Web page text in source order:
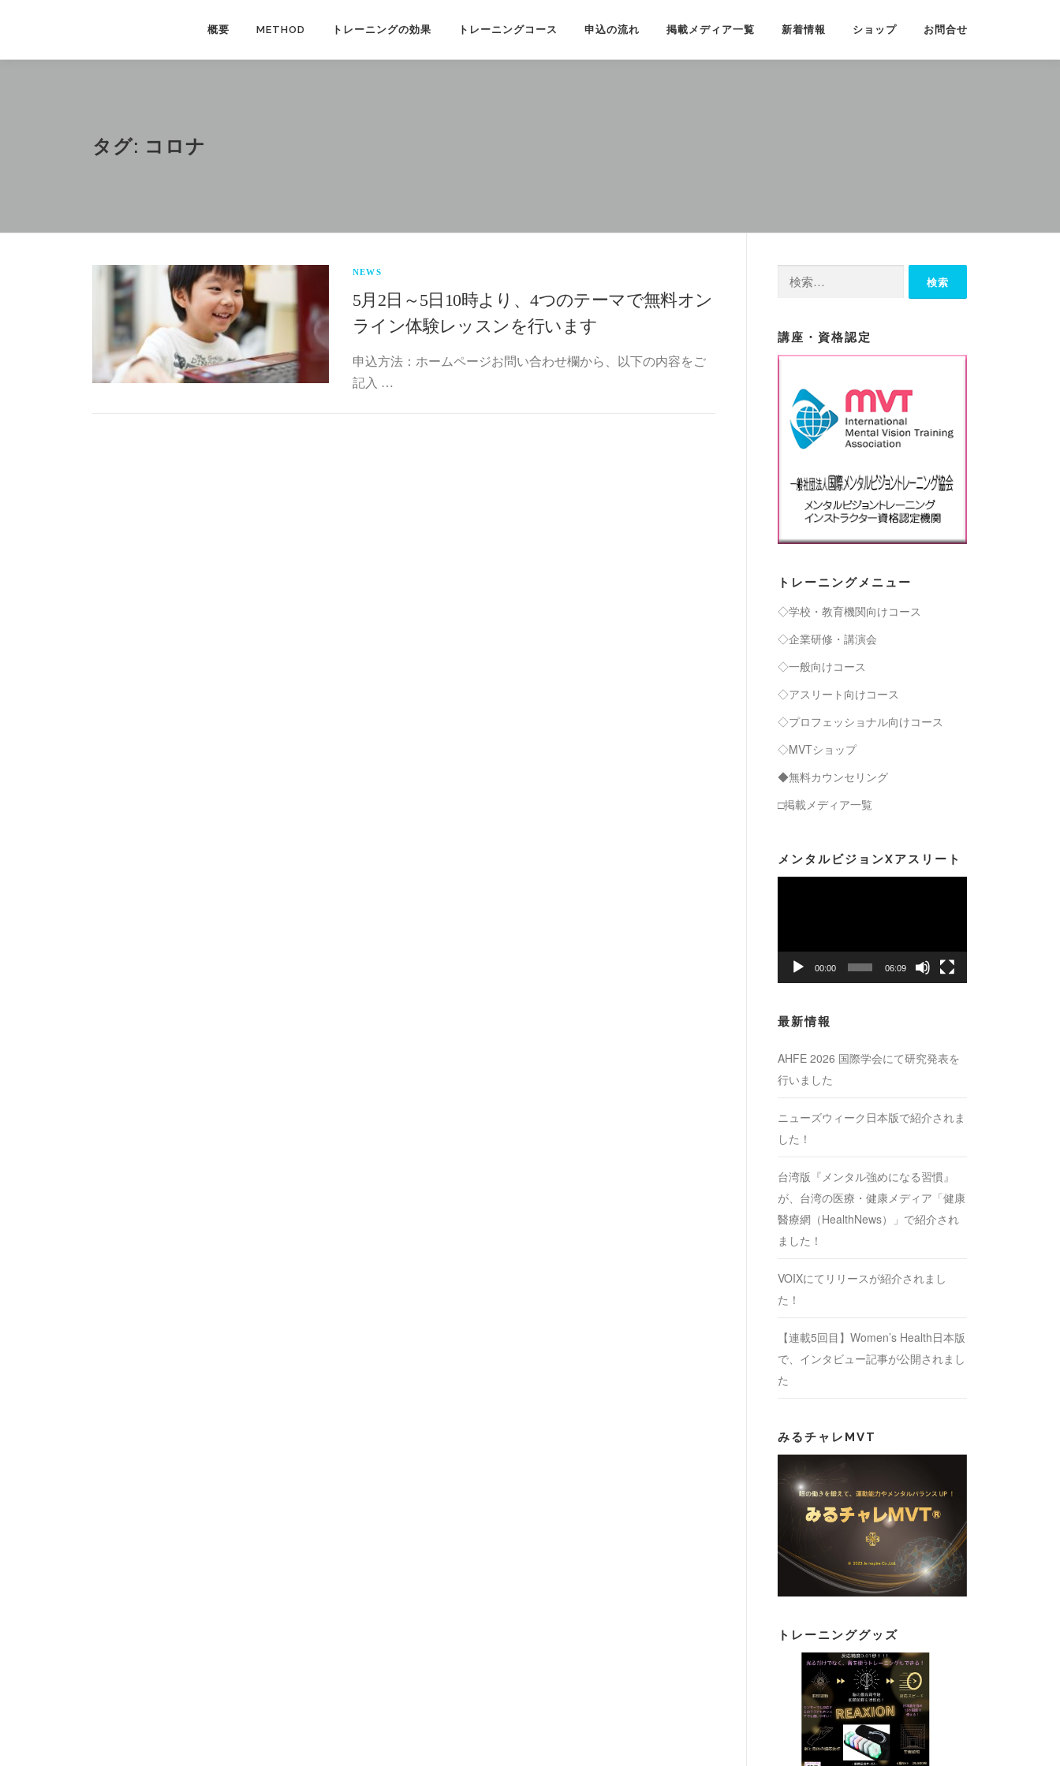
概要 METHOD トレーニングの効果 トレーニングコース 申込の流れ 掲載メディア一覧 新着情報 ショップ お問合せ
タグ: コロナ
NEWS
5月2日～5日10時より、4つのテーマで無料オン
ライン体験レッスンを行います
申込方法：ホームページお問い合わせ欄から、以下の内容をご
記入 …
講座・資格認定
トレーニングメニュー
◇学校・教育機関向けコース
◇企業研修・講演会
◇一般向けコース
◇アスリート向けコース
◇プロフェッショナル向けコース
◇MVTショップ
◆無料カウンセリング
□掲載メディア一覧
メンタルビジョンXアスリート
レ
ー
00:00 06:09
最新情報
AHFE 2026 国際学会にて研究発表を
行いました
ニューズウィーク日本版で紹介されま
した！
台湾版『メンタル強めになる習慣』
が、台湾の医療・健康メディア「健康
醫療網（HealthNews）」で紹介され
ました！
VOIXにてリリースが紹介されまし
た！
【連載5回目】Women’s Health日本版
で、インタビュー記事が公開されまし
た
みるチャレMVT
トレーニンググッズ